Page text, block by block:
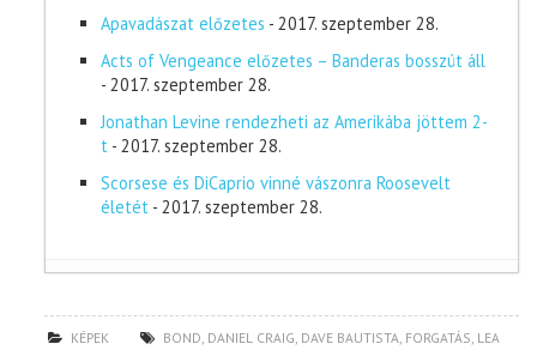
Apavadászat előzetes - 2017. szeptember 28.
Acts of Vengeance előzetes – Banderas bosszút áll
- 2017. szeptember 28.
Jonathan Levine rendezheti az Amerikába jöttem 2-
t - 2017. szeptember 28.
Scorsese és DiCaprio vinné vászonra Roosevelt
életét - 2017. szeptember 28.
KÉPEK BOND DANIEL CRAIG DAVE BAUTISTA FORGATÁS LEA